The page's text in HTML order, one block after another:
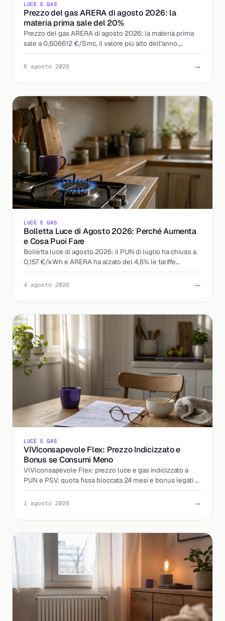
LUCE E GAS
Prezzo del gas ARERA di agosto 2026: la
materia prima sale del 20%
Prezzo del gas ARERA di agosto 2026: la materia prima
sale a 0,606612 €/Smc, il valore più alto dell'anno.
Quanto pesa in bolletta e cosa conviene fare.
6 agosto 2026 →
LUCE E GAS
Bolletta Luce di Agosto 2026: Perché Aumenta
e Cosa Puoi Fare
Bolletta luce di agosto 2026: il PUN di luglio ha chiuso a
0,157 €/kWh e ARERA ha alzato del 4,6% le tariffe
tutelate. Chi paga di più e come reagire.
4 agosto 2026 →
LUCE E GAS
VIVIconsapevole Flex: Prezzo Indicizzato e
Bonus se Consumi Meno
VIVIconsapevole Flex: prezzo luce e gas indicizzato a
PUN e PSV, quota fissa bloccata 24 mesi e bonus legati al
calo dei consumi. Come funziona e cosa controllare.
1 agosto 2026 →